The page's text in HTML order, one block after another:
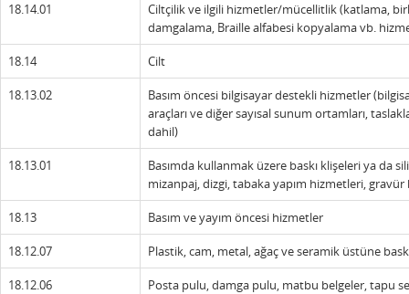
18.14.01
Ciltçilik ve ilgili hizmetler/mücellitlik (katlama,
damgalama, Braille alfabesi kopyalama vb.
18.14 Cilt
18.13.02
Basım öncesi bilgisayar destekli hizmetler
araçları ve diğer sayısal sunum ortamları,
dahil)
18.13.01
Basımda kullanmak üzere baskı klişeleri ya da
mizanpaj, dizgi, tabaka yapım hizmetleri, gravür
18.13 Basım ve yayım öncesi hizmetler
18.12.07 Plastik, cam, metal, ağaç ve seramik üstüne
18.12.06
Posta pulu, damga pulu, matbu belgeler, tapu